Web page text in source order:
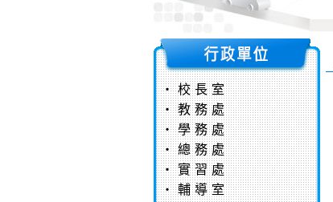
‧校長室
‧教務處
‧學務處
‧總務處
‧實習處
‧輔導室